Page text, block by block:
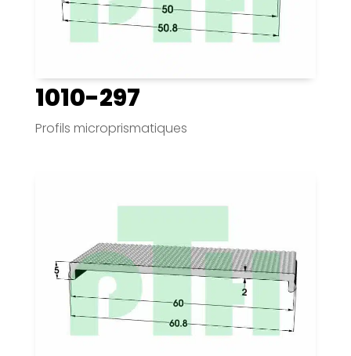
1010-297
Profils microprismatiques